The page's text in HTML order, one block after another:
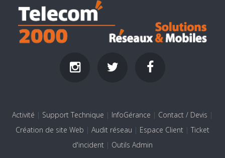
Activité | Support Technique | InfoGérance | Contact / Devis |
Création de site Web | Audit réseau | Espace Client | Ticket
d'incident | Outils Admin